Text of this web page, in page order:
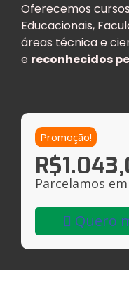
Oferecemos
Educacionais,
áreas técnica e
e reconhecidos
Promoção!
R$
Parcelamos
Quero